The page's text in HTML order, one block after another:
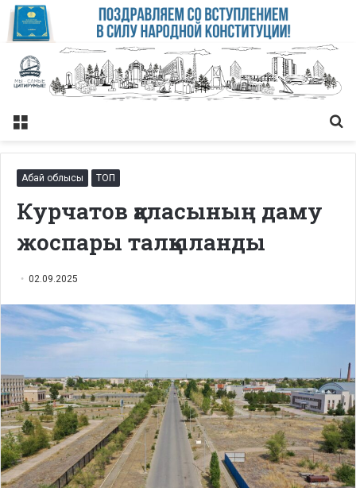
Меню
Абай облысы ТОП
Курчатов қаласының даму
жоспары талқыланды
02.09.2025